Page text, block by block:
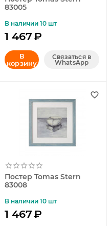
83005
В наличии 10 шт
1 467₽
В
корзину
Связаться в
WhatsApp
Постер Tomas Stern
83008
В наличии 10 шт
1 467₽